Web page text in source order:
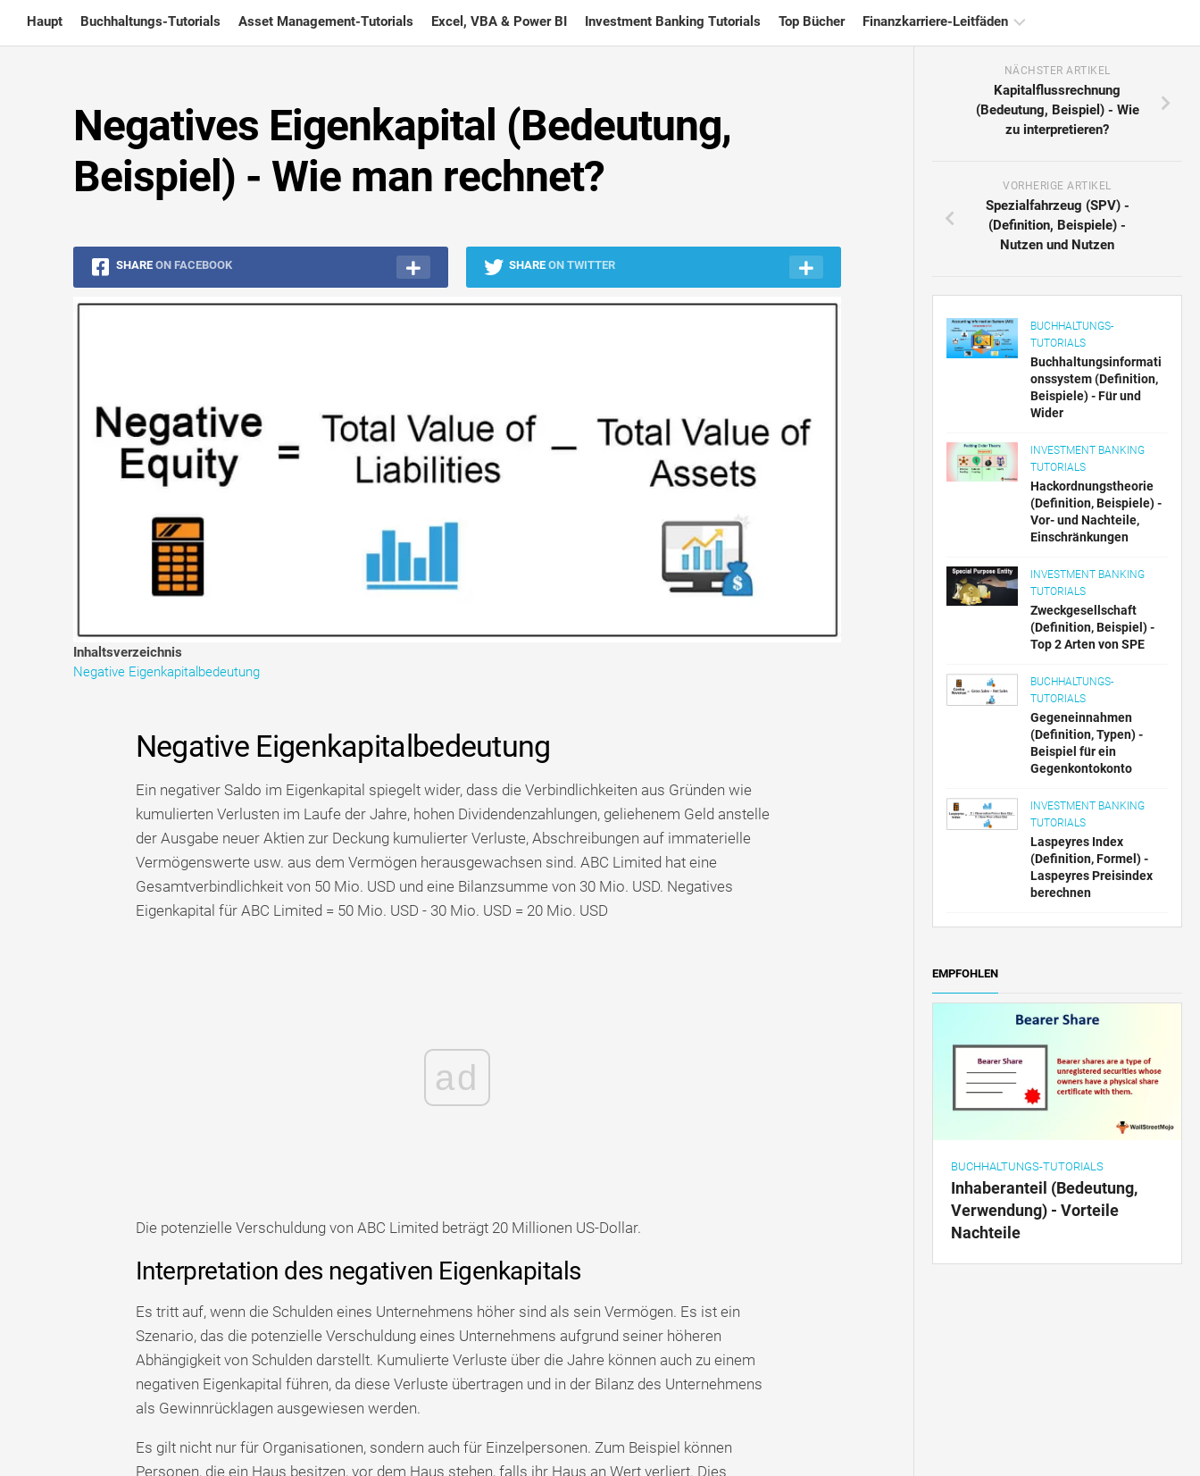
content
Haupt Buchhaltungs-Tutorials Asset Management-Tutorials Excel, VBA & Power BI Investment Banking Tutorials Top Bücher Finanzkarriere-Leitfäden
Finanzmodellierung
Risikomanagement-
Negatives Eigenkapital (Bedeutung,
Beispiel) - Wie man rechnet?
SHARE ON FACEBOOK SHARE ON TWITTER
Inhaltsverzeichnis
Negative Eigenkapitalbedeutung
Negative Eigenkapitalbedeutung
Ein negativer Saldo im Eigenkapital spiegelt wider, dass die Verbindlichkeiten aus Gründen wie
kumulierten Verlusten im Laufe der Jahre, hohen Dividendenzahlungen, geliehenem Geld anstelle
der Ausgabe neuer Aktien zur Deckung kumulierter Verluste, Abschreibungen auf immaterielle
Vermögenswerte usw. aus dem Vermögen herausgewachsen sind. ABC Limited hat eine
Gesamtverbindlichkeit von 50 Mio. USD und eine Bilanzsumme von 30 Mio. USD. Negatives
Eigenkapital für ABC Limited = 50 Mio. USD - 30 Mio. USD = 20 Mio. USD
ad
Die potenzielle Verschuldung von ABC Limited beträgt 20 Millionen US-Dollar.
Interpretation des negativen Eigenkapitals
Es tritt auf, wenn die Schulden eines Unternehmens höher sind als sein Vermögen. Es ist ein
Szenario, das die potenzielle Verschuldung eines Unternehmens aufgrund seiner höheren
Abhängigkeit von Schulden darstellt. Kumulierte Verluste über die Jahre können auch zu einem
negativen Eigenkapital führen, da diese Verluste übertragen und in der Bilanz des Unternehmens
als Gewinnrücklagen ausgewiesen werden.
Es gilt nicht nur für Organisationen, sondern auch für Einzelpersonen. Zum Beispiel können
Personen, die ein Haus besitzen, vor dem Haus stehen, falls ihr Haus an Wert verliert. Dies
NÄCHSTER ARTIKEL
Kapitalflussrechnung
(Bedeutung, Beispiel) - Wie
zu interpretieren?
VORHERIGE ARTIKEL
Spezialfahrzeug (SPV) -
(Definition, Beispiele) -
Nutzen und Nutzen
BUCHHALTUNGS-
TUTORIALS
Buchhaltungsinformati
onssystem (Definition,
Beispiele) - Für und
Wider
INVESTMENT BANKING
TUTORIALS
Hackordnungstheorie
(Definition, Beispiele) -
Vor- und Nachteile,
Einschränkungen
INVESTMENT BANKING
TUTORIALS
Zweckgesellschaft
(Definition, Beispiel) -
Top 2 Arten von SPE
BUCHHALTUNGS-
TUTORIALS
Gegeneinnahmen
(Definition, Typen) -
Beispiel für ein
Gegenkontokonto
INVESTMENT BANKING
TUTORIALS
Laspeyres Index
(Definition, Formel) -
Laspeyres Preisindex
berechnen
EMPFOHLEN
BUCHHALTUNGS-TUTORIALS
Inhaberanteil (Bedeutung,
Verwendung) - Vorteile
Nachteile